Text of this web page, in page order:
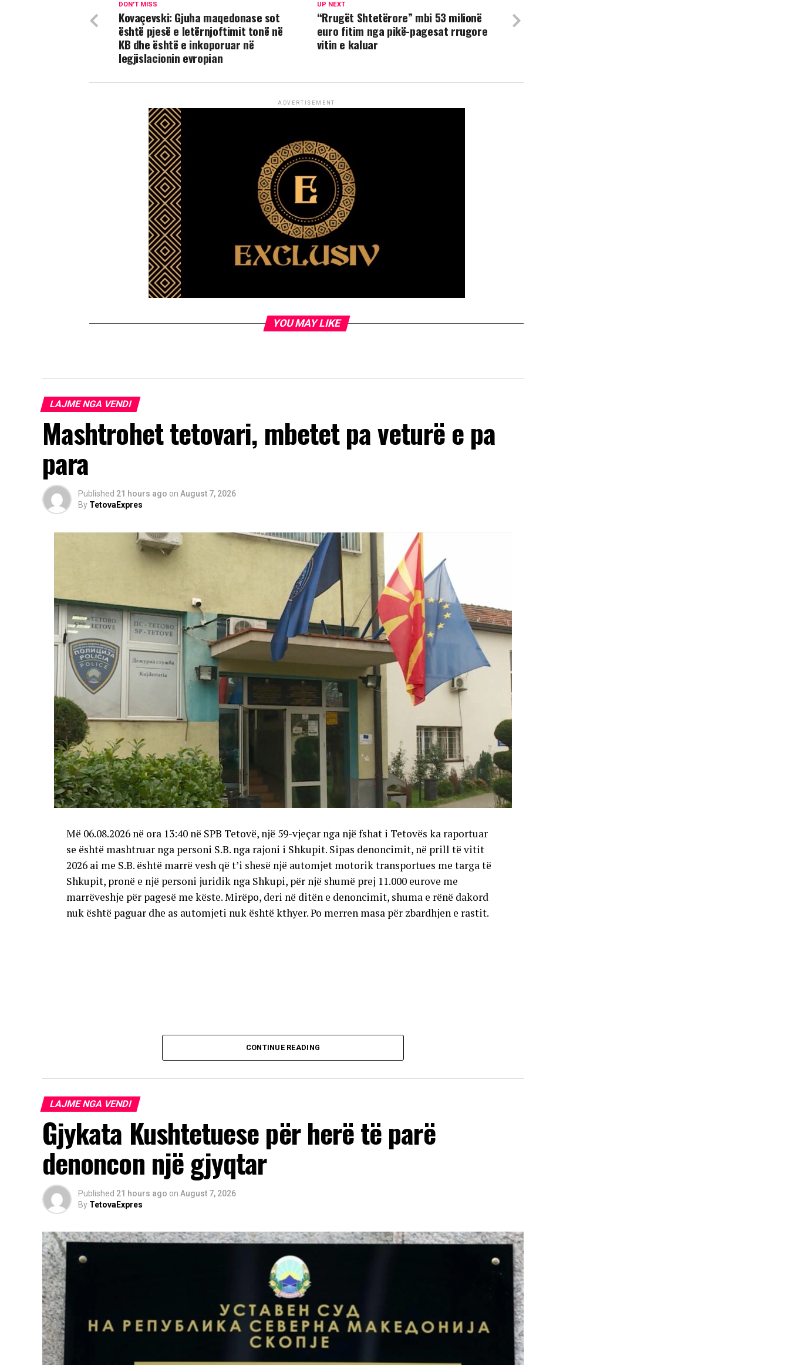
UP NEXT
“Rrugët Shtetërore” mbi 53 milionë
euro fitim nga pikë-pagesat rrugore
vitin e kaluar
DON'T MISS
Kovaçevski: Gjuha maqedonase sot
është pjesë e letërnjoftimit tonë në
KB dhe është e inkoporuar në
legjislacionin evropian
ADVERTISEMENT
YOU MAY LIKE
LAJME NGA VENDI
Mashtrohet tetovari, mbetet pa veturë e pa
para
Published 21 hours ago on August 7, 2026
By TetovaExpres
Më 06.08.2026 në ora 13:40 në SPB Tetovë, një 59-vjeçar nga një fshat i Tetovës ka raportuar
se është mashtruar nga personi S.B. nga rajoni i Shkupit. Sipas denoncimit, në prill të vitit
2026 ai me S.B. është marrë vesh që t’i shesë një automjet motorik transportues me targa të
Shkupit, pronë e një personi juridik nga Shkupi, për një shumë prej 11.000 eurove me
marrëveshje për pagesë me këste. Mirëpo, deri në ditën e denoncimit, shuma e rënë dakord
nuk është paguar dhe as automjeti nuk është kthyer. Po merren masa për zbardhjen e rastit.
CONTINUE READING
LAJME NGA VENDI
Gjykata Kushtetuese për herë të parë
denoncon një gjyqtar
Published 21 hours ago on August 7, 2026
By TetovaExpres